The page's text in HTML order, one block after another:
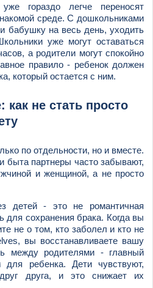
гораздо легче переносят
среде. С дошкольниками
бабушку на весь день, уходить
уже могут оставаться
а родители могут спокойно
правило - ребенок должен
который остается с ним.
не стать просто
по отдельности, но и вместе.
быта партнеры часто забывают,
и женщиной, а не просто
детей - это не романтичная
для сохранения брака. Когда вы
не о том, кто заболел и кто не
вы восстанавливаете вашу
между родителями - главный
для ребенка. Дети чувствуют,
друга, и это снижает их